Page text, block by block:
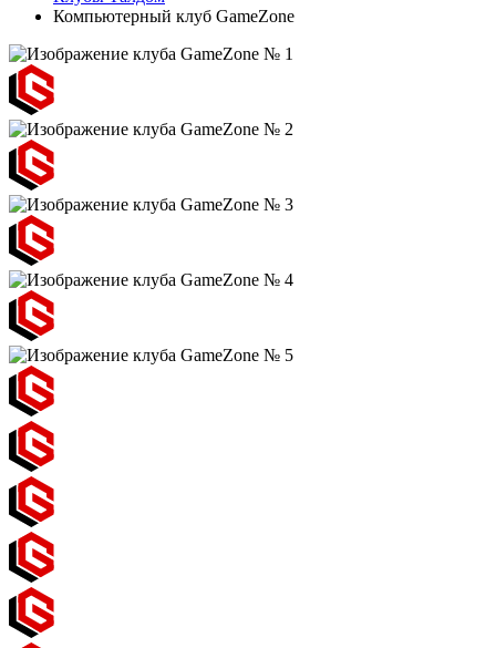
Компьютерный клуб GameZone